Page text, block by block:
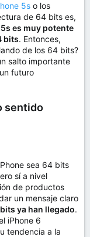
5s o los
de 64 bits es,
es muy potente
bits. Entonces,
de los 64 bits?
salto importante
futuro
sentido
sea 64 bits
sí a nivel
de productos
un mensaje claro
ya han llegado.
iPhone 6
tendencia a la